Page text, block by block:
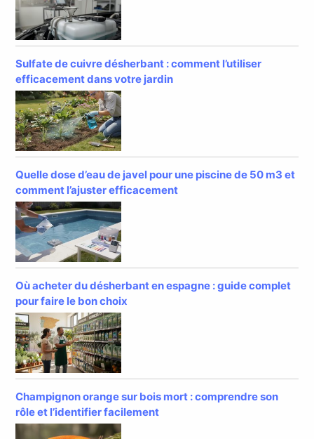
Sulfate de cuivre désherbant : comment l’utiliser
efficacement dans votre jardin
Quelle dose d’eau de javel pour une piscine de 50 m3 et
comment l’ajuster efficacement
Où acheter du désherbant en espagne : guide complet
pour faire le bon choix
Champignon orange sur bois mort : comprendre son
rôle et l’identifier facilement